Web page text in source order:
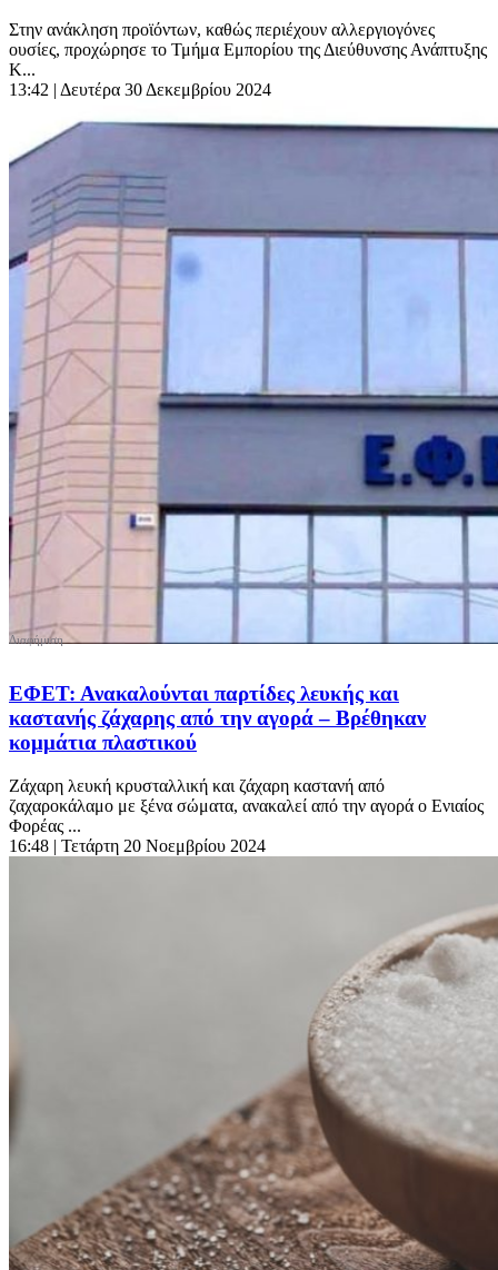
Στην ανάκληση προϊόντων, καθώς περιέχουν αλλεργιογόνες
ουσίες, προχώρησε το Τμήμα Εμπορίου της Διεύθυνσης Ανάπτυξης
Κ...
13:42 | Δευτέρα 30 Δεκεμβρίου 2024
ΕΦΕΤ: Ανακαλούνται παρτίδες λευκής και
καστανής ζάχαρης από την αγορά – Βρέθηκαν
κομμάτια πλαστικού
Zάχαρη λευκή κρυσταλλική και ζάχαρη καστανή από
ζαχαροκάλαμο με ξένα σώματα, ανακαλεί από την αγορά ο Ενιαίος
Φορέας ...
16:48 | Τετάρτη 20 Νοεμβρίου 2024